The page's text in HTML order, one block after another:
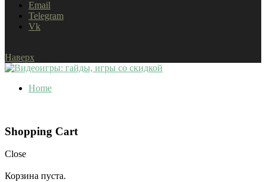
Email
Telegram
Vk
Наверх
Home
Shopping Cart
Close
Корзина пуста.